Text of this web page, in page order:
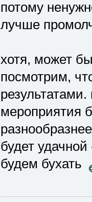
потому
лучше
хотя, может
посмотрим,
мероприятия
будет
будем бухать